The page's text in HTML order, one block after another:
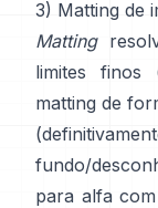
3) Matting de
Matting
limites finos
matting de
fundo/
para alfa